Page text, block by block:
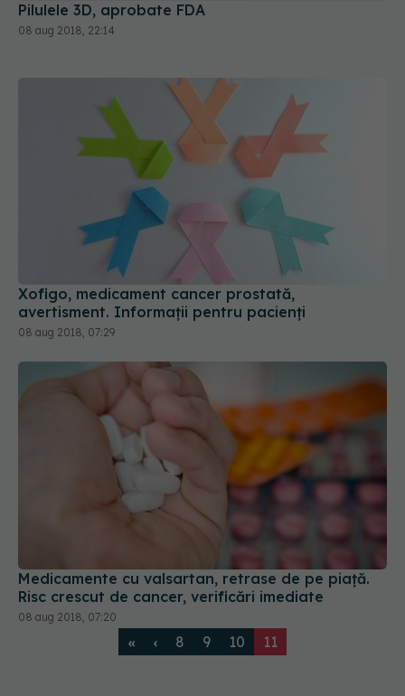
Pilulele 3D, aprobate FDA
08 aug 2018, 22:14
Xofigo, medicament cancer prostată,
avertisment. Informații pentru pacienți
08 aug 2018, 07:29
Medicamente cu valsartan, retrase de pe piață.
Risc crescut de cancer, verificări imediate
08 aug 2018, 07:20
« ‹ 8 9 10 11